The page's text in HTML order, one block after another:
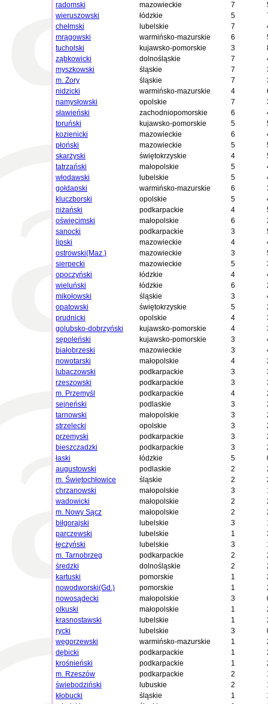
radomski
mazowieckie 7
wieruszowski
łódzkie 5
chełmski
lubelskie 7
mrągowski
warmińsko-mazurskie 6
tucholski
kujawsko-pomorskie 3
ząbkowicki
dolnośląskie 7
myszkowski
śląskie 7
m. Żory
śląskie 7
nidzicki
warmińsko-mazurskie 4
namysłowski
opolskie 7
sławieński
zachodniopomorskie 6
toruński
kujawsko-pomorskie 5
kozienicki
mazowieckie 6
płoński
mazowieckie 5
skarżyski
świętokrzyskie 4
tatrzański
małopolskie 5
włodawski
lubelskie 5
gołdapski
warmińsko-mazurskie 6
kluczborski
opolskie 5
niżański
podkarpackie 4
oświęcimski
małopolskie 6
sanocki
podkarpackie 3
lipski
mazowieckie 4
ostrowski(Maz.)
mazowieckie 3
sierpecki
mazowieckie 5
opoczyński
łódzkie 4
wieluński
łódzkie 6
mikołowski
śląskie 3
opatowski
świętokrzyskie 5
prudnicki
opolskie 4
golubsko-dobrzyński
kujawsko-pomorskie 4
sępoleński
kujawsko-pomorskie 3
białobrzeski
mazowieckie 3
nowotarski
małopolskie 4
lubaczowski
podkarpackie 3
rzeszowski
podkarpackie 3
m. Przemyśl
podkarpackie 4
sejneński
podlaskie 3
tarnowski
małopolskie 3
strzelecki
opolskie 3
przemyski
podkarpackie 3
bieszczadzki
podkarpackie 3
łaski
łódzkie 5
augustowski
podlaskie 2
m. Świętochłowice
śląskie 2
chrzanowski
małopolskie 3
wadowicki
małopolskie 2
m. Nowy Sącz
małopolskie 2
biłgorajski
lubelskie 3
parczewski
lubelskie 1
łęczyński
lubelskie 3
m. Tarnobrzeg
podkarpackie 2
średzki
dolnośląskie 2
kartuski
pomorskie 1
nowodworski(Gd.)
pomorskie 1
nowosądecki
małopolskie 3
olkuski
małopolskie 1
krasnostawski
lubelskie 1
rycki
lubelskie 3
węgorzewski
warmińsko-mazurskie 1
dębicki
podkarpackie 1
krośnieński
podkarpackie 1
m. Rzeszów
podkarpackie 2
świebodziński
lubuskie 2
kłobucki
śląskie 1